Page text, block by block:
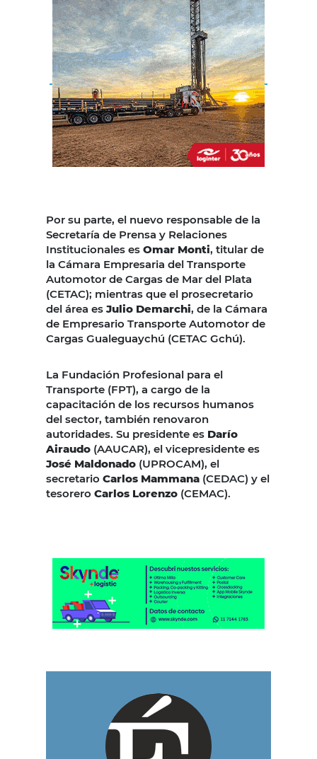
Por su parte, el nuevo responsable de la
Secretaría de Prensa y Relaciones
Institucionales es Omar Monti, titular de
la Cámara Empresaria del Transporte
Automotor de Cargas de Mar del Plata
(CETAC); mientras que el prosecretario
del área es Julio Demarchi, de la Cámara
de Empresario Transporte Automotor de
Cargas Gualeguaychú (CETAC Gchú).
La Fundación Profesional para el
Transporte (FPT), a cargo de la
capacitación de los recursos humanos
del sector, también renovaron
autoridades. Su presidente es Darío
Airaudo (AAUCAR), el vicepresidente es
José Maldonado (UPROCAM), el
secretario Carlos Mammana (CEDAC) y el
tesorero Carlos Lorenzo (CEMAC).